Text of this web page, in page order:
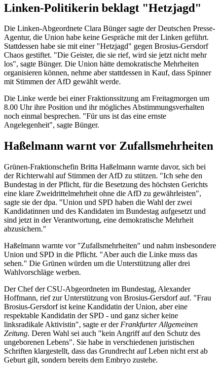
Linken-Politikerin beklagt "Hetzjagd"
Die Linken-Abgeordnete Clara Bünger sagte der Deutschen Presse-
Agentur, die Union habe keine Gespräche mit der Linken geführt.
Stattdessen habe sie mit einer "Hetzjagd" gegen Brosius-Gersdorf
Chaos gestiftet. "Die Geister, die sie rief, wird sie jetzt nicht mehr
los", sagte Bünger. Die Union hätte demokratische Mehrheiten
organisieren können, nehme aber stattdessen in Kauf, dass Spinner
mit Stimmen der AfD gewählt werde.
Die Linke werde bei einer Fraktionssitzung am Freitagmorgen um
8.00 Uhr ihre Position und ihr mögliches Abstimmungsverhalten
noch einmal besprechen. "Für uns ist das eine ernste
Angelegenheit", sagte Bünger.
Haßelmann warnt vor Zufallsmehrheiten
Grünen-Fraktionschefin Britta Haßelmann warnte davor, sich bei
der Richterwahl auf Stimmen der AfD zu stützen. "Ich sehe den
Bundestag in der Pflicht, für die Besetzung des höchsten Gerichts
eine klare Zweidrittelmehrheit ohne die AfD zu gewährleisten",
sagte sie der dpa. "Union und SPD haben die Wahl der zwei
Kandidatinnen und des Kandidaten im Bundestag aufgesetzt und
sind jetzt in der Verantwortung, eine demokratische Mehrheit
abzusichern."
Haßelmann warnte vor "Zufallsmehrheiten" und nahm insbesondere
Union und SPD in die Pflicht. "Aber auch die Linke muss das
sehen." Die Grünen würden um die Unterstützung aller drei
Wahlvorschläge werben.
Der Chef der CSU-Abgeordneten im Bundestag, Alexander
Hoffmann, rief zur Unterstützung von Brosius-Gersdorf auf. "Frau
Brosius-Gersdorf ist keine Kandidatin der Union, aber eine
respektable Kandidatin der SPD - und ganz sicher keine
linksradikale Aktivistin", sagte er der Frankfurter Allgemeinen
Zeitung. Deren Wahl sei auch "kein Angriff auf den Schutz des
ungeborenen Lebens". Sie habe in verschiedenen juristischen
Schriften klargestellt, dass das Grundrecht auf Leben nicht erst ab
Geburt gilt, sondern bereits dem Embryo zustehe.